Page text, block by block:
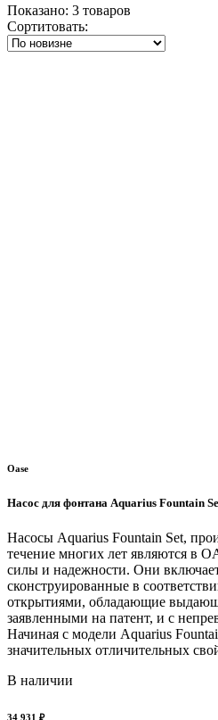
Показано: 3 товаров
Сортитовать:
Oase
Насос для фонтана Aquarius Fountain
Насосы Aquarius Fountain Set,
течение многих лет являются в
силы и надежности. Они
сконструированные в
открытиями, обладающие
заявленными на патент, и с
Начиная с модели Aquarius
значительных отличительных
В наличии
34 931 ₽